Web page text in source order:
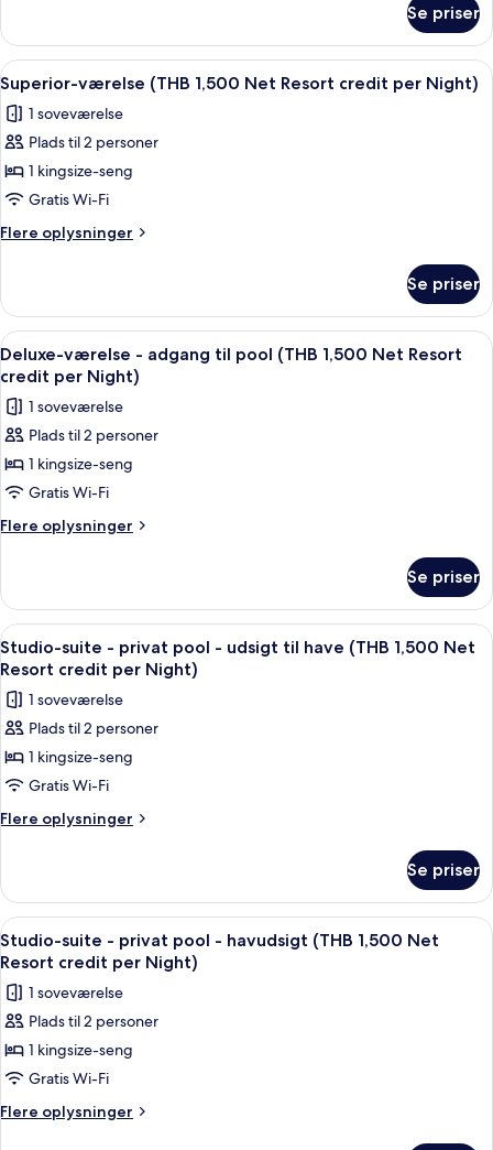
2,000
Net
Resort
credit
per
Night)
villa
privat
pool
(THB
2,000
Resort
credit
Night)
Se priser
Indlæs
alle
billeder
af
Superior-
værelse
(THB
1,500
Resort
credit
per
Night)
Minibar, pengeskab på værelset,
4
Superior-værelse (THB 1,500 Net Resort credit per Night)
1 soveværelse
Plads til 2 personer
1 kingsize-seng
Gratis Wi-Fi
Flere oplysninger
Flere
værelse
(THB
1,500
Net
credit
per
Se priser
Indlæs
alle
billeder
af
Deluxe-
værelse
-
adgang
(THB
1,500
Net
Resort
credit
per
Night)
5
Deluxe-værelse - adgang til pool (THB 1,500 Net Resort
credit per Night)
1 soveværelse
Plads til 2 personer
1 kingsize-seng
Gratis Wi-Fi
Flere oplysninger
Flere
værelse
adgang
til
(THB
1,500
Resort
credit
Night)
Se priser
Indlæs
alle
billeder
af
Studio-
suite
-
privat
udsigt
til
have
(THB
1,500
Net
Resort
credit
per
Night)
5
Studio-suite - privat pool - udsigt til have (THB 1,500 Net
Resort credit per Night)
1 soveværelse
Plads til 2 personer
1 kingsize-seng
Gratis Wi-Fi
Flere oplysninger
Flere
suite
privat
pool
udsigt
til
(THB
1,500
Resort
Se priser
Indlæs
alle
billeder
af
Studio-
suite
-
privat
Minibar, pengeskab på værelset,
5
Studio-suite - privat pool - havudsigt (THB 1,500 Net
Resort credit per Night)
1 soveværelse
Plads til 2 personer
1 kingsize-seng
Gratis Wi-Fi
Flere oplysninger
Flere